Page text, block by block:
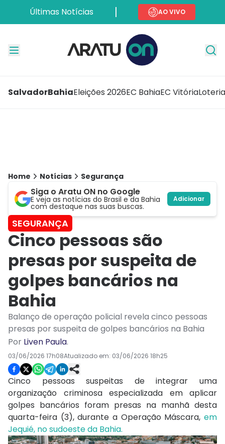
Últimas Notícias AO VIVO
SalvadorBahiaEleições 2026EC BahiaEC Vitória
Home Notícias Segurança
Siga o Aratu ON no Google
E veja as notícias do Brasil e da Bahia
com destaque nas suas buscas.
Adicionar
SEGURANÇA
Cinco pessoas são
presas por suspeita de
golpes bancários na
Bahia
Balanço de operação policial revela cinco pessoas
presas por suspeita de golpes bancários na Bahia
Por Liven Paula.
03/06/2026 17h08Atualizado em: 03/06/2026 18h25
Cinco pessoas suspeitas de integrar uma
organização criminosa especializada em aplicar
golpes bancários foram presas na manhã desta
quarta-feira (3), durante a Operação Máscara, em
Jequié, no sudoeste da Bahia.